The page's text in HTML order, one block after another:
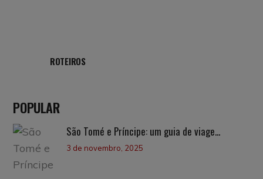
ROTEIROS
POPULAR
São Tomé e Príncipe: um guia de viage...
3 de novembro, 2025